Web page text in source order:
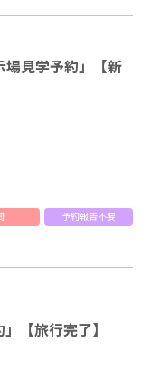
場見学予約」【新
予約報告不要
【旅行完了】